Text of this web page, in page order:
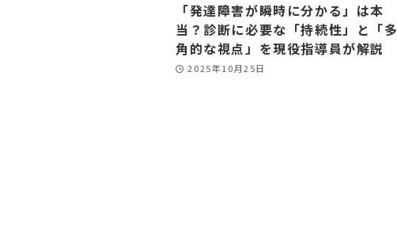
「発達障害が瞬時に分かる」は本
当？診断に必要な「持続性」と「多
角的な視点」を現役指導員が解説
2025年10月25日